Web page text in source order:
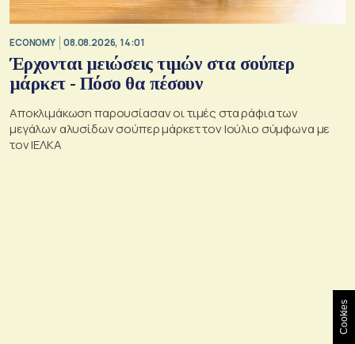
ECONOMY 08.08.2026, 14:01
Έρχονται μειώσεις τιμών στα σούπερ
μάρκετ - Πόσο θα πέσουν
Αποκλιμάκωση παρουσίασαν οι τιμές στα ράφια των
μεγάλων αλυσίδων σούπερ μάρκετ τον Ιούλιο σύμφωνα με
τον ΙΕΛΚΑ
Cookies